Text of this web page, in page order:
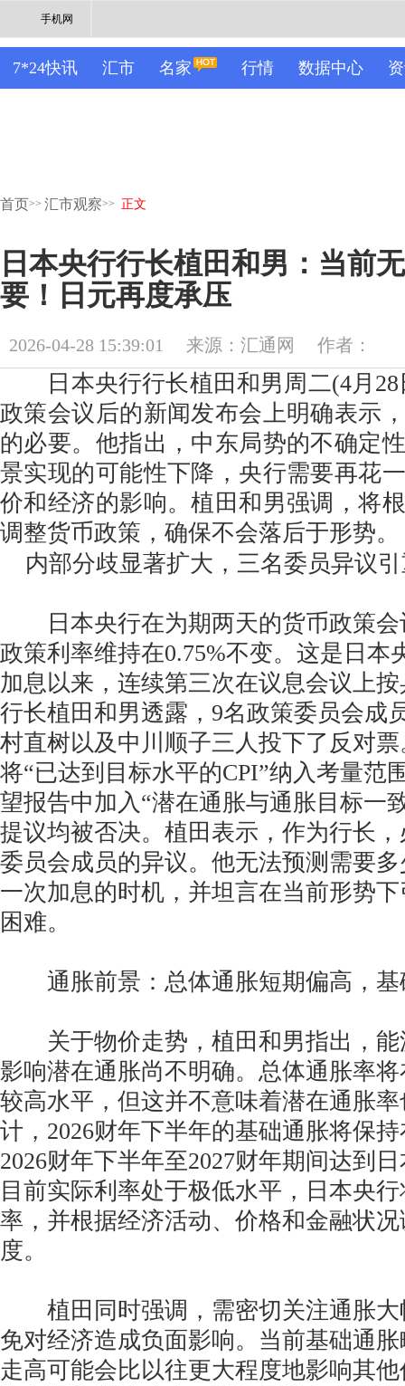
手机网
7*24快讯 汇市 名家 行情 数据中心
首页>> 汇市观察>> 正文
日本央行行长植田和男：当前
要！日元再度承压
2026-04-28 15:39:01 来源：汇通网 作者：
日本央行行长植田和男周二(4月28
政策会议后的新闻发布会上明确表示
的必要。他指出，中东局势的不确定
景实现的可能性下降，央行需要再花
价和经济的影响。植田和男强调，将
调整货币政策，确保不会落后于形势。
内部分歧显著扩大，三名委员异议
日本央行在为期两天的货币政策会
政策利率维持在0.75%不变。这是日本
加息以来，连续第三次在议息会议上
行长植田和男透露，9名政策委员会成
村直树以及中川顺子三人投下了反对
将“已达到目标水平的CPI”纳入考量范
望报告中加入“潜在通胀与通胀目标一
提议均被否决。植田表示，作为行长
委员会成员的异议。他无法预测需要
一次加息的时机，并坦言在当前形势
困难。
通胀前景：总体通胀短期偏高，基
关于物价走势，植田和男指出，能
影响潜在通胀尚不明确。总体通胀率
较高水平，但这并不意味着潜在通胀
计，2026财年下半年的基础通胀将保
2026财年下半年至2027财年期间达到
目前实际利率处于极低水平，日本央
率，并根据经济活动、价格和金融状
度。
植田同时强调，需密切关注通胀大
免对经济造成负面影响。当前基础通
走高可能会比以往更大程度地影响其